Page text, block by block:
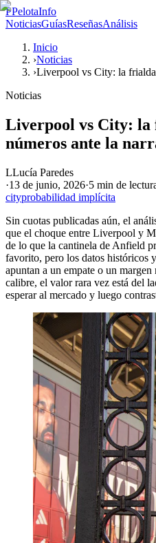
PPelotaInfo
NoticiasGuíasReseñasAnálisis
Inicio
›Noticias
›Liverpool vs City: la
Noticias
Liverpool vs City: la
números ante la
LLucía Paredes
·13 de junio, 2026·5 min de
cityprobabilidad implícita
Sin cuotas publicadas aún, el
que el choque entre Liverpool y
de lo que la cantinela de Anfield
favorito, pero los datos históricos
apuntan a un empate o un
calibre, el valor rara vez está del
esperar al mercado y luego